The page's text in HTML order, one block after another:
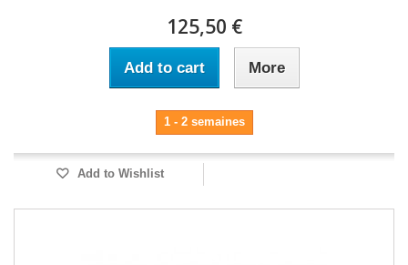
125,50 €
Add to cart More
1 - 2 semaines
Add to Wishlist